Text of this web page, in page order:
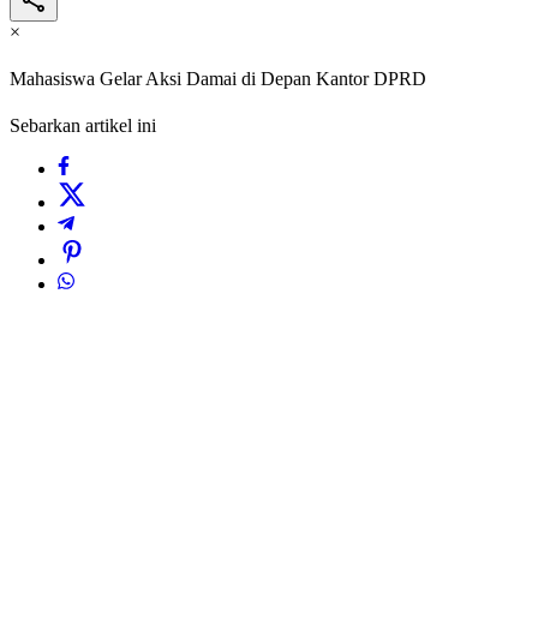
×
Mahasiswa Gelar Aksi Damai di Depan Kantor DPRD
Sebarkan artikel ini